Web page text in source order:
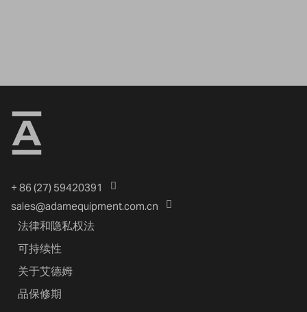
+ 86 (27) 59420391
sales@adamequipment.com.cn
法律和隐私权法
可持续性
关于艾德姆
品保修期